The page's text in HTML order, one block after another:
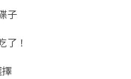
子
了！